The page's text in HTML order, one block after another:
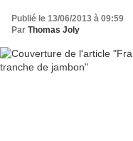
Publié le 13/06/2013 à 09:59
Par Thomas Joly